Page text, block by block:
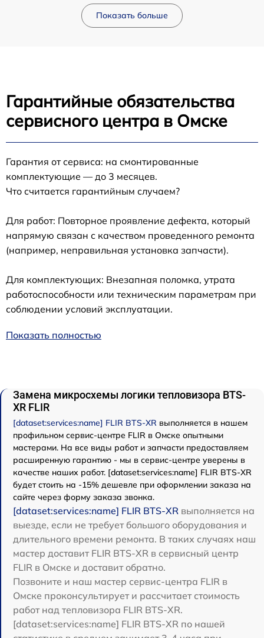
Показать больше
Гарантийные обязательства
сервисного центра в Омске
Гарантия от сервиса: на смонтированные
комплектующие — до 3 месяцев.
Что считается гарантийным случаем?
Для работ: Повторное проявление дефекта, который
напрямую связан с качеством проведенного ремонта
(например, неправильная установка запчасти).
Для комплектующих: Внезапная поломка, утрата
работоспособности или техническим параметрам при
соблюдении условий эксплуатации.
Показать полностью
Замена микросхемы логики тепловизора BTS-
XR FLIR
[dataset:services:name] FLIR BTS-XR выполняется в нашем
профильном сервис-центре FLIR в Омске опытными
мастерами. На все виды работ и запчасти предоставляем
расширенную гарантию - мы в сервис-центре уверены в
качестве наших работ. [dataset:services:name] FLIR BTS-XR
будет стоить на -15% дешевле при оформлении заказа на
сайте через форму заказа звонка.
[dataset:services:name] FLIR BTS-XR выполняется на
выезде, если не требует большого оборудования и
длительного времени ремонта. В таких случаях наш
мастер доставит FLIR BTS-XR в сервисный центр
FLIR в Омске и доставит обратно.
Позвоните и наш мастер сервис-центра FLIR в
Омске проконсультирует и рассчитает стоимость
работ над тепловизора FLIR BTS-XR.
[dataset:services:name] FLIR BTS-XR по нашей